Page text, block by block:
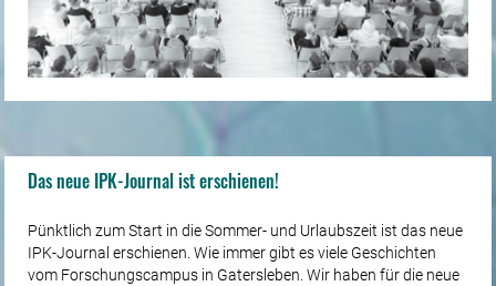
Das neue IPK-Journal ist erschienen!
Pünktlich zum Start in die Sommer- und Urlaubszeit ist das neue
IPK-Journal erschienen. Wie immer gibt es viele Geschichten
vom Forschungscampus in Gatersleben. Wir haben für die neue